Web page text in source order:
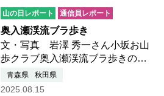
山の日レポート 通信員レポート
奥入瀬渓流ブラ歩き
文・写真 岩澤 秀一さん小坂お山
歩クラブ奥入瀬渓流ブラ歩きの巻
地元にいるとなかなかゆっくり歩
けないものです今回はメンバーか
青森県 秋田県
2025.08.15